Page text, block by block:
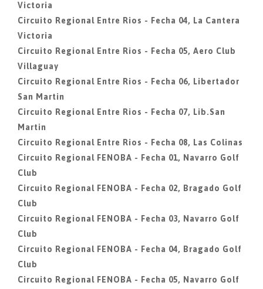
Victoria
Circuito Regional Entre Rios - Fecha 04, La Cantera
Victoria
Circuito Regional Entre Rios - Fecha 05, Aero Club
Villaguay
Circuito Regional Entre Rios - Fecha 06, Libertador
San Martin
Circuito Regional Entre Rios - Fecha 07, Lib.San
Martin
Circuito Regional Entre Rios - Fecha 08, Las Colinas
Circuito Regional FENOBA - Fecha 01, Navarro Golf
Club
Circuito Regional FENOBA - Fecha 02, Bragado Golf
Club
Circuito Regional FENOBA - Fecha 03, Navarro Golf
Club
Circuito Regional FENOBA - Fecha 04, Bragado Golf
Club
Circuito Regional FENOBA - Fecha 05, Navarro Golf